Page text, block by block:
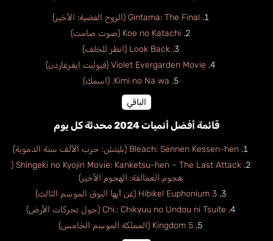
Gintama: The Final (الروح الفضية: الأخير)
Koe no Katachi (صوت صامت)
Look Back (انظر للخلف)
Violet Evergarden Movie (فيوليت ايفرغاردن)
Kimi no Na wa. (اسمك)
الباقي
قائمة أفضل أنميات 2024 محدثة كل يوم
Bleach: Sennen Kessen-hen (بليتش: حرب الألف سنة الدموية)
Shingeki no Kyojin Movie: Kanketsu-hen – The Last Attack (
هجوم العمالقة: الهجوم الأخير)
Hibike! Euphonium 3 (غن أيها البوق الموسم الثالث)
Chi.: Chikyuu no Undou ni Tsuite (حول تحركات الأرض)
Kingdom 5 (المملكة الموسم الخامس)